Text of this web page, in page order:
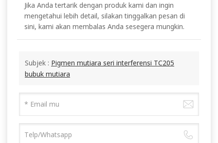
Jika Anda tertarik dengan produk kami dan ingin
mengetahui lebih detail, silakan tinggalkan pesan di
sini, kami akan membalas Anda sesegera mungkin.
Subjek : Pigmen mutiara seri interferensi TC205
bubuk mutiara